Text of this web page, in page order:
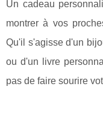
Un cadeau
montrer à vos
Qu'il s'agisse d'un
ou d'un livre
pas de faire sourire